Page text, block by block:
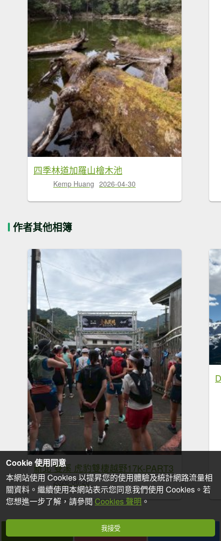
四季林道加羅山檜木池
Kemp Huang 2026-04-30
作者其他相簿
新北 雙溪 虎豹雙棲越野17K-PART3
2026-06-20
收藏
Cookie 使用同意
本網站使用 Cookies 以提昇您的使用體驗及統計網路流量相
關資料。繼續使用本網站表示您同意我們使用 Cookies。若
您想進一步了解，請參閱 Cookies 聲明 。
我接受